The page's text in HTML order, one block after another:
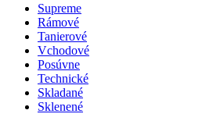
Supreme
Rámové
Tanierové
Vchodové
Posúvne
Technické
Skladané
Sklenené